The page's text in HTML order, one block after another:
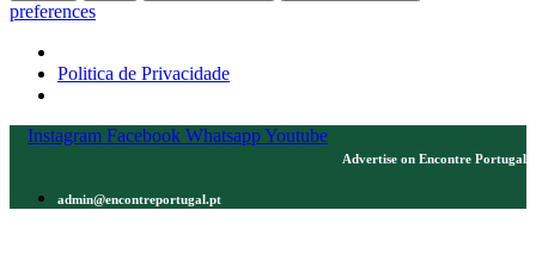
preferences
Politica de Privacidade
Skip
Instagram Facebook WhatsappYoutube
Advertise on Encontre Portugal
admin@encontreportugal.pt